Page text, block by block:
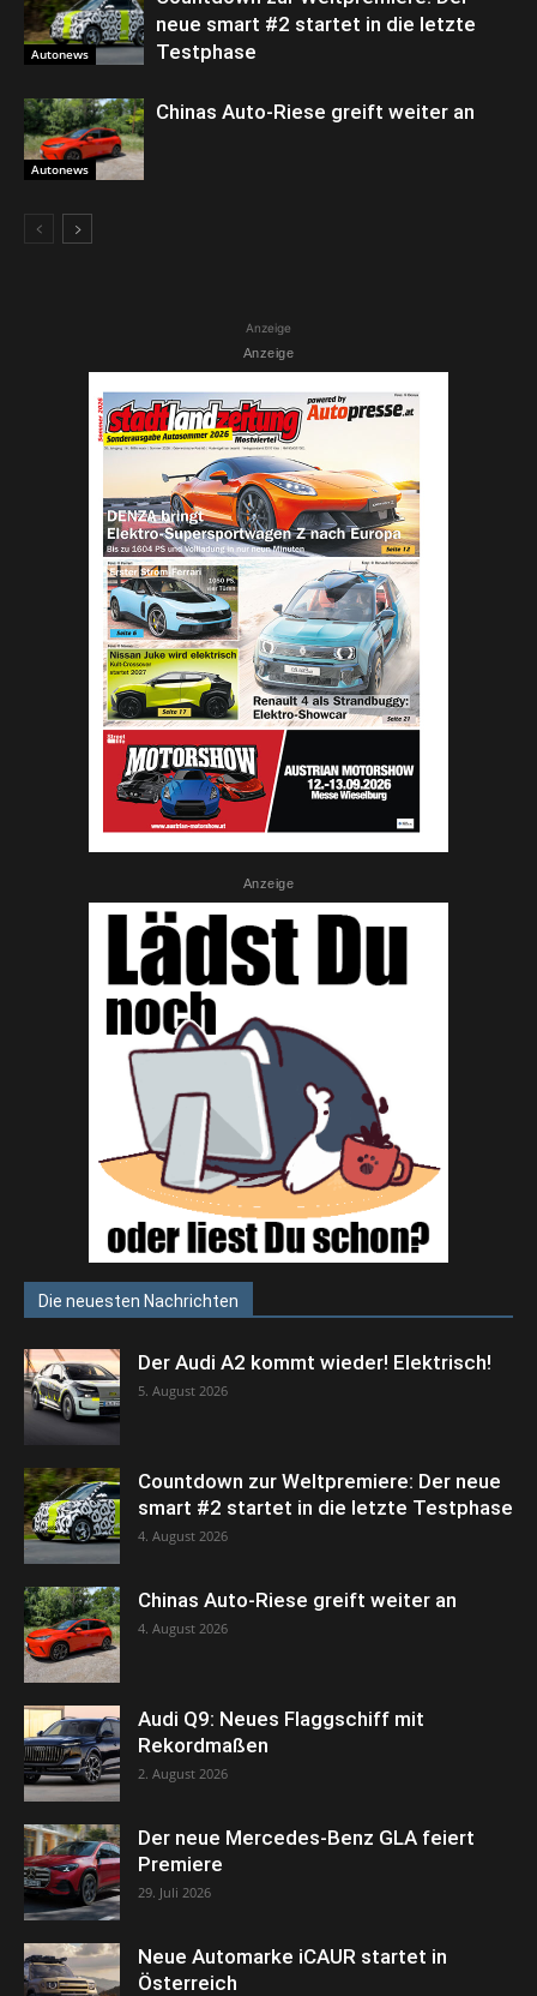
Autonews
neue smart #2 startet in die letzte
Testphase
Autonews
Chinas Auto-Riese greift weiter an
Anzeige
Anzeige
Anzeige
Die neuesten Nachrichten
Der Audi A2 kommt wieder! Elektrisch!
5. August 2026
Countdown zur Weltpremiere: Der neue
smart #2 startet in die letzte Testphase
4. August 2026
Chinas Auto-Riese greift weiter an
4. August 2026
Audi Q9: Neues Flaggschiff mit
Rekordmaßen
2. August 2026
Der neue Mercedes-Benz GLA feiert
Premiere
29. Juli 2026
Neue Automarke iCAUR startet in
Österreich